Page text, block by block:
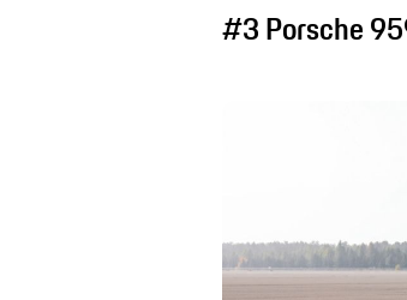
#3 Porsche